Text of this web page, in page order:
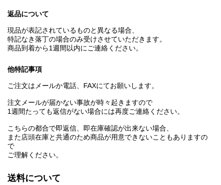
返品について
現品が表記されているものと異なる場合、
特記なき落丁の場合のみ受けさせていただきます。
商品到着から1週間以内にご連絡ください。
他特記事項
ご注文はメールか電話、FAXにてお願いします。
注文メールが届かない事故が時々起きますので
1週間たっても返信がない場合には再度ご連絡ください。
こちらの都合で即返信、即在庫確認が出来ない場合、
また店頭在庫と共通のため商品が用意できないこともありますの
で
ご理解ください。
送料について